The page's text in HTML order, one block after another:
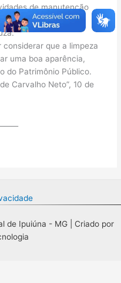
de manutenção
instalada a “Creche
que a limpeza
uma boa aparência,
do Patrimônio Público.
Carvalho Neto”, 10 de
de Ipuiúna - MG | Criado por